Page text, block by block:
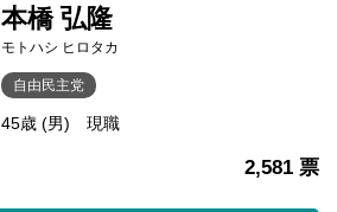
本橋 弘隆
モトハシ ヒロタカ
自由民主党
45歳 (男) 現職
2,581 票